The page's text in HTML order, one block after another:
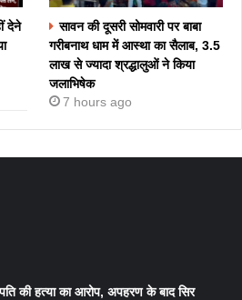
देने
सावन की दूसरी सोमवारी पर बाबा
गरीबनाथ धाम में आस्था का सैलाब, 3.5
लाख से ज्यादा श्रद्धालुओं ने किया
जलाभिषेक
7 hours ago
की हत्या का आरोप, अपहरण के बाद सिर